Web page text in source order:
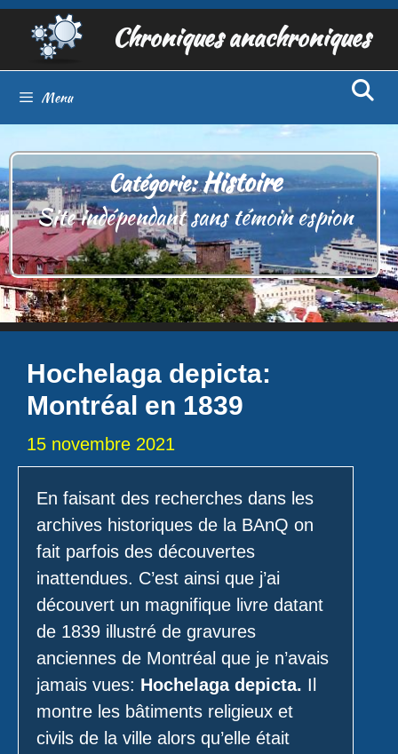
Aller
contenu
Chroniques anachroniques
Menu
Catégorie:Histoire
Site indépendant sans témoin espion
Hochelaga depicta:
Montréal en 1839
15 novembre 2021
En faisant des recherches dans les
archives historiques de la BAnQ on
fait parfois des découvertes
inattendues. C’est ainsi que j’ai
découvert un magnifique livre datant
de 1839 illustré de gravures
anciennes de Montréal que je n’avais
jamais vues: Hochelaga depicta. Il
montre les bâtiments religieux et
civils de la ville alors qu’elle était